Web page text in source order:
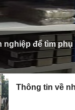
nghiệp để tìm
Thông tin về